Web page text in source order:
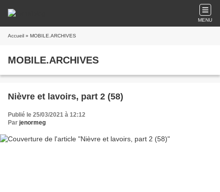
MENU
Accueil » MOBILE.ARCHIVES
MOBILE.ARCHIVES
Nièvre et lavoirs, part 2 (58)
Publié le 25/03/2021 à 12:12
Par jenormeg